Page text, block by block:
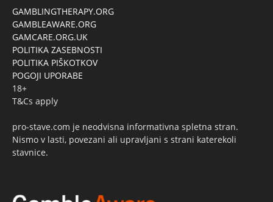
GAMBLINGTHERAPY.ORG
GAMBLEAWARE.ORG
GAMCARE.ORG.UK
POLITIKA ZASEBNOSTI
POLITIKA PIŠKOTKOV
POGOJI UPORABE
18+
T&Cs apply
pro-stave.com je neodvisna informativna spletna stran.
Nismo v lasti, povezani ali upravljani s strani katerekoli
stavnice.